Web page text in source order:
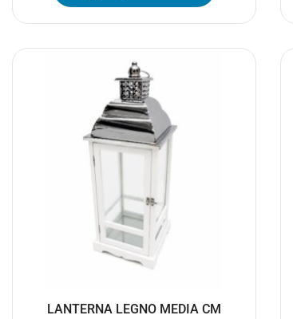
LANTERNA LEGNO MEDIA CM